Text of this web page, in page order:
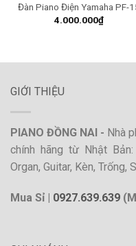
Đàn Piano Điện Yamaha PF-
4.000.000₫
GIỚI THIỆU
PIANO ĐỒNG NAI - Nhà
chính hãng từ Nhật
Organ, Guitar, Kèn, Trống,
Mua Sỉ | 0927.639.639